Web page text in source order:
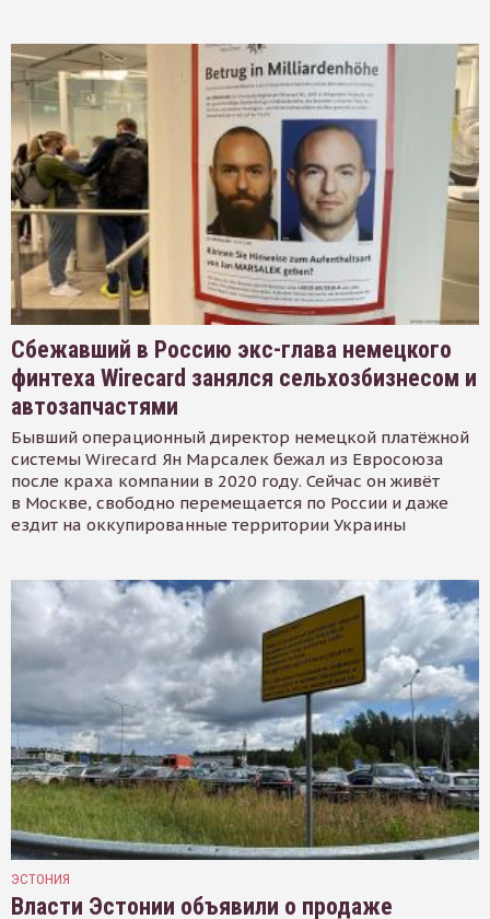
Сбежавший в Россию экс-глава немецкого
финтеха Wirecard занялся сельхозбизнесом и
автозапчастями
Бывший операционный директор немецкой платёжной
системы Wirecard Ян Марсалек бежал из Евросоюза
после краха компании в 2020 году. Сейчас он живёт
в Москве, свободно перемещается по России и даже
ездит на оккупированные территории Украины
ЭСТОНИЯ
Власти Эстонии объявили о продаже